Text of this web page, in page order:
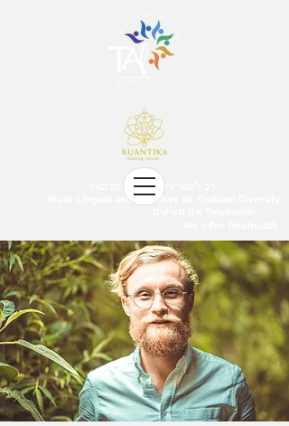
רב לשוני ורגיש ל גיוון תרבותי
Multi-Lingual and Sensitive to Cultural Diversity